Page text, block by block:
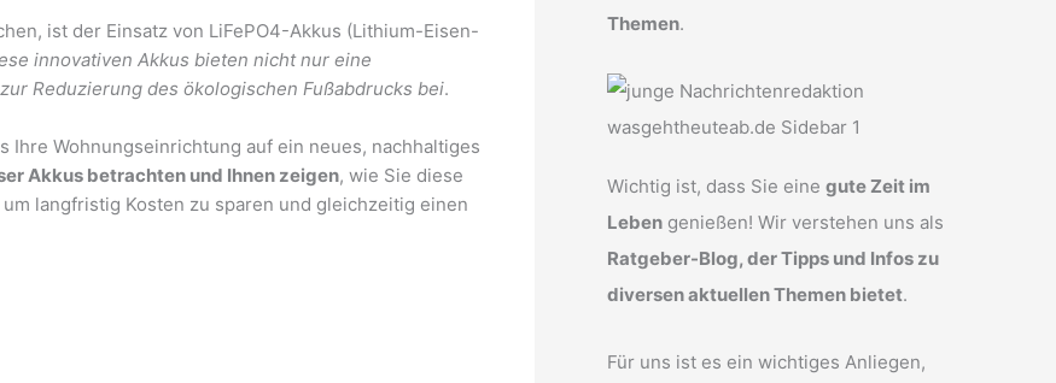
ist der Einsatz von LiFePO4-Akkus (Lithium-Eisen-
innovativen Akkus bieten nicht nur eine
Reduzierung des ökologischen Fußabdrucks bei.
Ihre Wohnungseinrichtung auf ein neues, nachhaltiges
Akkus betrachten und Ihnen zeigen, wie Sie diese
langfristig Kosten zu sparen und gleichzeitig einen
Themen.
Wichtig ist, dass Sie eine gute Zeit im
Leben genießen! Wir verstehen uns als
Ratgeber-Blog, der Tipps und Infos zu
diversen aktuellen Themen bietet.
Für uns ist es ein wichtiges Anliegen,